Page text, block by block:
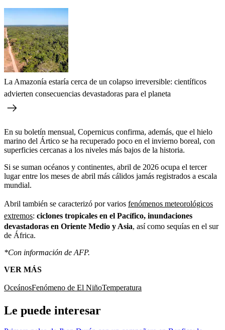
La Amazonía estaría cerca de un colapso irreversible: científicos
advierten consecuencias devastadoras para el planeta
En su boletín mensual, Copernicus confirma, además, que el hielo
marino del Ártico se ha recuperado poco en el invierno boreal, con
superficies cercanas a los niveles más bajos de la historia.
Si se suman océanos y continentes, abril de 2026 ocupa el tercer
lugar entre los meses de abril más cálidos jamás registrados a escala
mundial.
Abril también se caracterizó por varios fenómenos meteorológicos
extremos: ciclones tropicales en el Pacífico, inundaciones
devastadoras en Oriente Medio y Asia, así como sequías en el sur
de África.
*Con información de AFP.
VER MÁS
OceánosFenómeno de El NiñoTemperatura
Le puede interesar